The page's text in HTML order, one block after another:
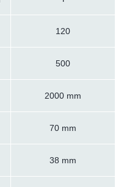
120
500
2000 mm
70 mm
38 mm